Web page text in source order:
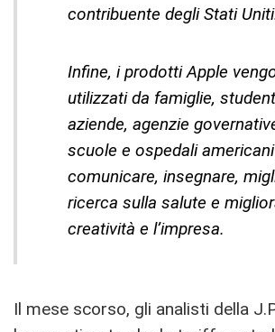
contribuente degli Stati
Infine, i prodotti Apple
utilizzati da famiglie,
aziende, agenzie
scuole e ospedali
comunicare, insegnare,
ricerca sulla salute e
creatività e l’impresa.
Il mese scorso, gli analisti della